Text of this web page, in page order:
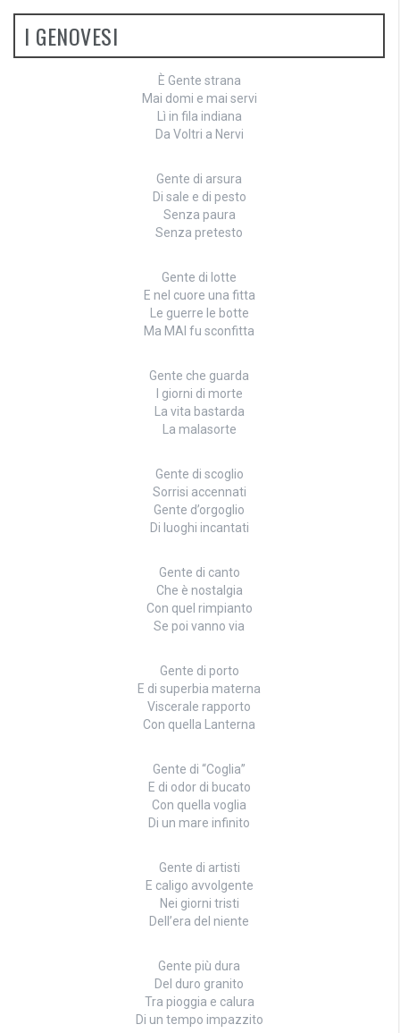
I GENOVESI
È Gente strana
Mai domi e mai servi
Lì in fila indiana
Da Voltri a Nervi
Gente di arsura
Di sale e di pesto
Senza paura
Senza pretesto
Gente di lotte
E nel cuore una fitta
Le guerre le botte
Ma MAI fu sconfitta
Gente che guarda
I giorni di morte
La vita bastarda
La malasorte
Gente di scoglio
Sorrisi accennati
Gente d’orgoglio
Di luoghi incantati
Gente di canto
Che è nostalgia
Con quel rimpianto
Se poi vanno via
Gente di porto
E di superbia materna
Viscerale rapporto
Con quella Lanterna
Gente di “Coglia”
E di odor di bucato
Con quella voglia
Di un mare infinito
Gente di artisti
E caligo avvolgente
Nei giorni tristi
Dell’era del niente
Gente più dura
Del duro granito
Tra pioggia e calura
Di un tempo impazzito